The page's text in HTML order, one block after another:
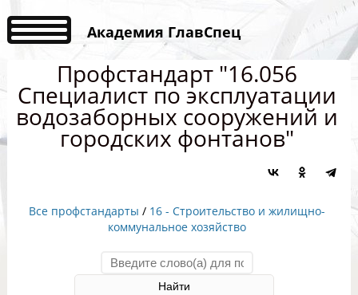
Академия ГлавСпец
Профстандарт "16.056
Специалист по эксплуатации
водозаборных сооружений и
городских фонтанов"
Все профстандарты / 16 - Строительство и жилищно-
коммунальное хозяйство